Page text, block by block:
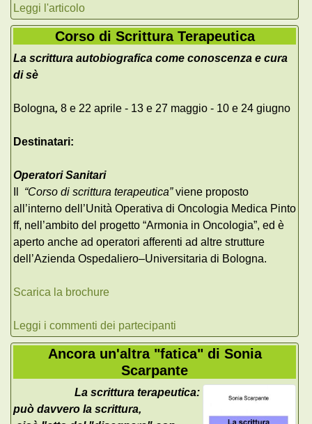
Leggi l'articolo
Corso di Scrittura Terapeutica
La scrittura autobiografica come conoscenza e cura
di sè
Bologna, 8 e 22 aprile - 13 e 27 maggio - 10 e 24 giugno
Destinatari:
Operatori Sanitari
“Corso di scrittura terapeutica”viene proposto
all’interno dell’Unità Operativa di Oncologia Medica Pinto
ff, nell’ambito del progetto “Armonia in Oncologia”, ed è
aperto anche ad operatori afferenti ad altre strutture
dell’Azienda Ospedaliero–Universitaria di Bologna.
Scarica la brochure
Leggi i commenti dei partecipanti
Ancora un'altra "fatica" di Sonia
Scarpante
La scrittura terapeutica:
può davvero la scrittura,